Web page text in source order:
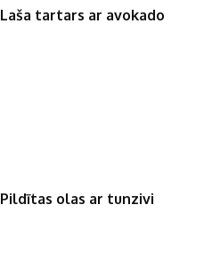
Laša tartars ar avokado
Pildītas olas ar tunzivi